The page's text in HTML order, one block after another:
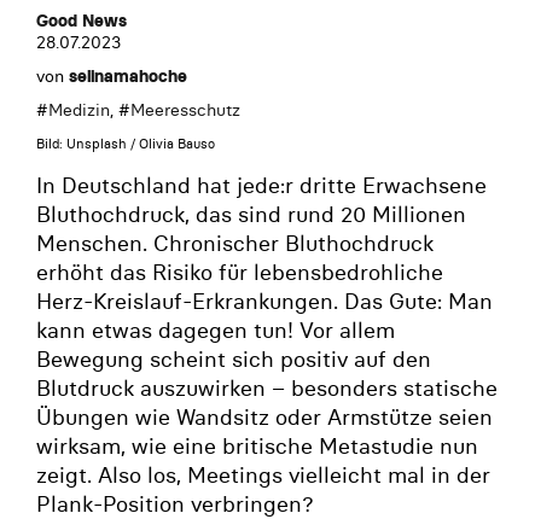
Good News
28.07.2023
von selinamahoche
#Medizin, #Meeresschutz
Bild: Unsplash / Olivia Bauso
In Deutschland hat jede:r dritte Erwachsene
Bluthochdruck, das sind rund 20 Millionen
Menschen. Chronischer Bluthochdruck
erhöht das Risiko für lebensbedrohliche
Herz-Kreislauf-Erkrankungen. Das Gute: Man
kann etwas dagegen tun! Vor allem
Bewegung scheint sich positiv auf den
Blutdruck auszuwirken – besonders statische
Übungen wie Wandsitz oder Armstütze seien
wirksam, wie eine britische Metastudie nun
zeigt. Also los, Meetings vielleicht mal in der
Plank-Position verbringen?